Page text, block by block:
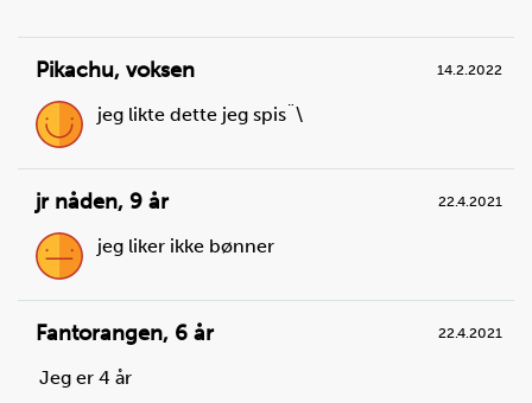
Steg2
eller en mugge og fyll kjelen halvfull med vann. Ha i
salt, og skru platen på fullt.
Pikachu, voksen 14.2.2022
jeg likte dette jeg spis¨\
jr nåden, 9 år 22.4.2021
jeg liker ikke bønner
Fantorangen, 6 år 22.4.2021
Jeg er 4 år